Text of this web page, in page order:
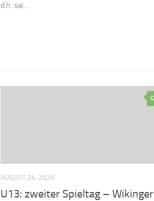
d.h. sie...
AUGUST 24, 2020
U13: zweiter Spieltag – Wikinger